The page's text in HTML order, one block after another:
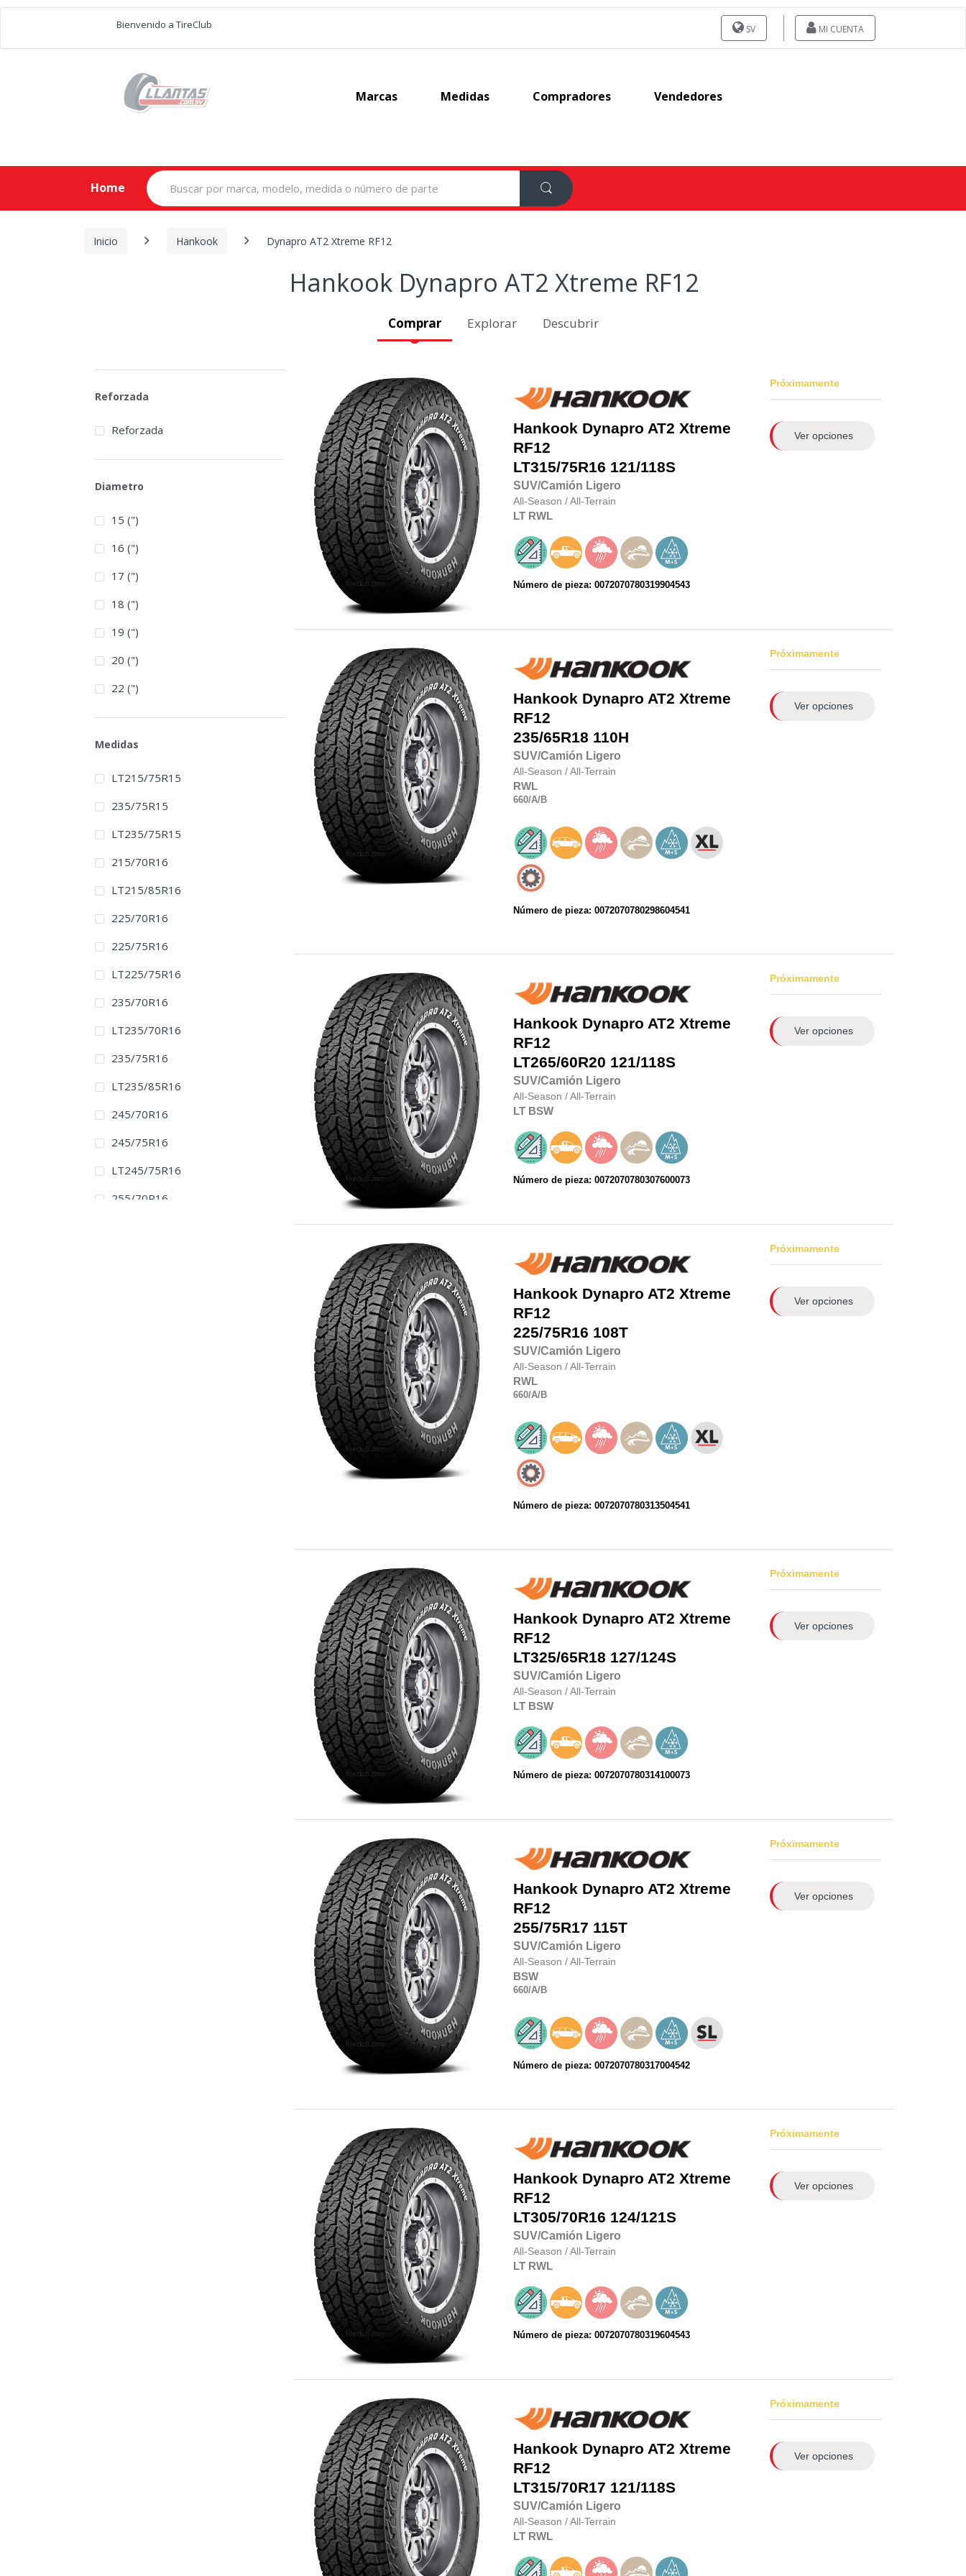
Bienvenido a TireClub SV MI CUENTA
Marcas Medidas Compradores Vendedores
Home
Search
for:
Inicio Hankook Dynapro AT2 Xtreme RF12
Hankook Dynapro AT2 Xtreme RF12
Comprar Explorar Descubrir
Hankook Dynapro AT2 Xtreme
RF12
LT315/75R16 121/118S
SUV/Camión Ligero
All-Season /All-Terrain
LT RWL
Número de pieza: 0072070780319904543
Próximamente
Ver opciones
Hankook Dynapro AT2 Xtreme
RF12
235/65R18 110H
SUV/Camión Ligero
All-Season /All-Terrain
RWL
660/A/B
Número de pieza: 0072070780298604541
Próximamente
Ver opciones
Hankook Dynapro AT2 Xtreme
RF12
LT265/60R20 121/118S
SUV/Camión Ligero
All-Season /All-Terrain
LT BSW
Número de pieza: 0072070780307600073
Próximamente
Ver opciones
Hankook Dynapro AT2 Xtreme
RF12
225/75R16 108T
SUV/Camión Ligero
All-Season /All-Terrain
RWL
660/A/B
Número de pieza: 0072070780313504541
Próximamente
Ver opciones
Hankook Dynapro AT2 Xtreme
RF12
LT325/65R18 127/124S
SUV/Camión Ligero
All-Season /All-Terrain
LT BSW
Número de pieza: 0072070780314100073
Próximamente
Ver opciones
Hankook Dynapro AT2 Xtreme
RF12
255/75R17 115T
SUV/Camión Ligero
All-Season /All-Terrain
BSW
660/A/B
Número de pieza: 0072070780317004542
Próximamente
Ver opciones
Hankook Dynapro AT2 Xtreme
RF12
LT305/70R16 124/121S
SUV/Camión Ligero
All-Season /All-Terrain
LT RWL
Número de pieza: 0072070780319604543
Próximamente
Ver opciones
Hankook Dynapro AT2 Xtreme
RF12
LT315/70R17 121/118S
SUV/Camión Ligero
All-Season /All-Terrain
LT RWL
Próximamente
Ver opciones
Reforzada
Reforzada
Diametro
15 (")
16 (")
17 (")
18 (")
19 (")
20 (")
22 (")
Medidas
LT215/75R15
235/75R15
LT235/75R15
215/70R16
LT215/85R16
225/70R16
225/75R16
LT225/75R16
235/70R16
LT235/70R16
235/75R16
LT235/85R16
245/70R16
245/75R16
LT245/75R16
255/70R16